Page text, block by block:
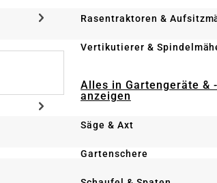
Rasentraktoren &
Vertikutierer &
Alles in Gartengeräte &
anzeigen
Säge & Axt
Gartenschere